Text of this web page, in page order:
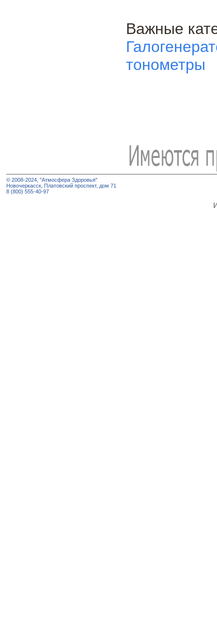
Важные
тонометры
© 2008-2024, "Атмосфера Здоровья"
Новочеркасск, Платовский проспект, дом 71
8 (800) 555-40-97